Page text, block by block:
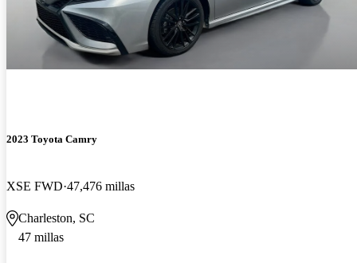
2023 Toyota Camry
XSE FWD 47,476 millas
Charleston, SC
47 millas